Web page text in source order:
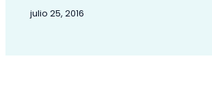
julio 25, 2016